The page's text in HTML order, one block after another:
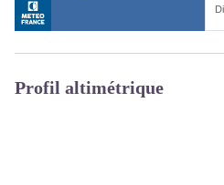
Profil altimétrique